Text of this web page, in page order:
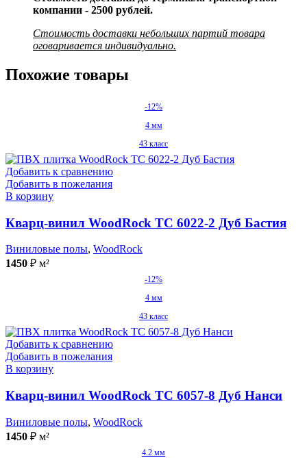
компании - 2500 рублей.
Стоимость доставки небольших партий товара
оговаривается индивидуально.
Похожие товары
-12%
4 мм
43 класс
Добавить к сравнению
Добавить в пожелания
В корзину
Кварц-винил WoodRock TC 6022-2 Дуб Бастия
Виниловые полы, WoodRock
1450 ₽ м²
-12%
4 мм
43 класс
Добавить к сравнению
Добавить в пожелания
В корзину
Кварц-винил WoodRock TC 6057-8 Дуб Нанси
Виниловые полы, WoodRock
1450 ₽ м²
4.2 мм